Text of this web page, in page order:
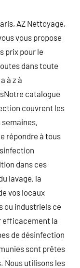
AZ Nettoyage,
vous propose
prix pour le
dans toute
à z à
catalogue
couvrent les
répondre à tous
dans ces
lavage, la
vos locaux
ou industriels ce
efficacement la
de désinfection
sont prêtes
Nous utilisons les